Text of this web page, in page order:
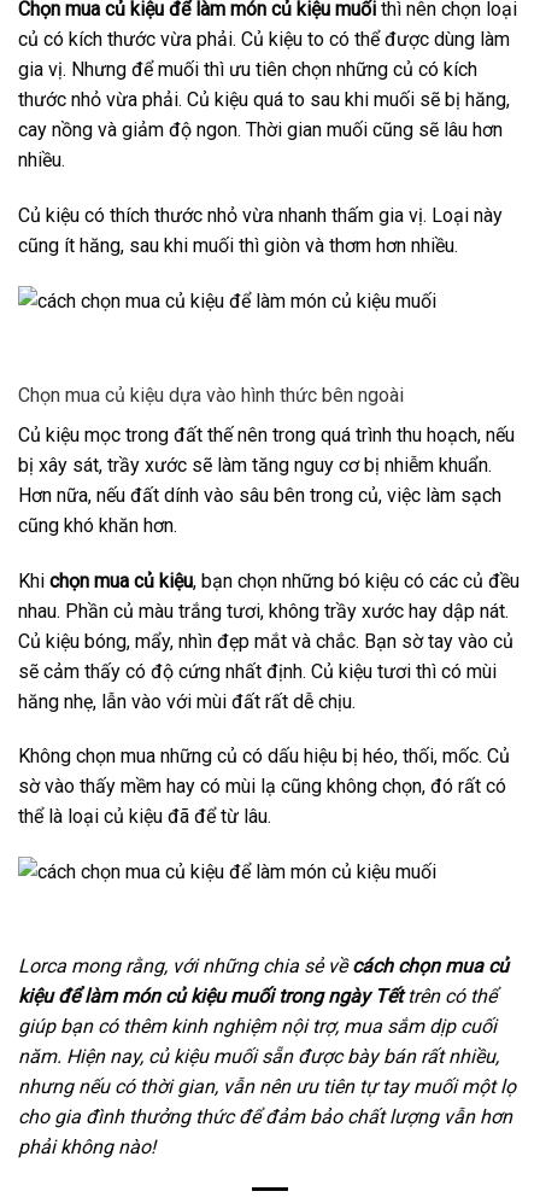
Chọn mua củ kiệu để làm món củ kiệu muối thì nên chọn loại
củ có kích thước vừa phải. Củ kiệu to có thể được dùng làm
gia vị. Nhưng để muối thì ưu tiên chọn những củ có kích
thước nhỏ vừa phải. Củ kiệu quá to sau khi muối sẽ bị hăng,
cay nồng và giảm độ ngon. Thời gian muối cũng sẽ lâu hơn
nhiều.
Củ kiệu có thích thước nhỏ vừa nhanh thấm gia vị. Loại này
cũng ít hăng, sau khi muối thì giòn và thơm hơn nhiều.
Chọn mua củ kiệu dựa vào hình thức bên ngoài
Củ kiệu mọc trong đất thế nên trong quá trình thu hoạch, nếu
bị xây sát, trầy xước sẽ làm tăng nguy cơ bị nhiễm khuẩn.
Hơn nữa, nếu đất dính vào sâu bên trong củ, việc làm sạch
cũng khó khăn hơn.
Khi chọn mua củ kiệu, bạn chọn những bó kiệu có các củ đều
nhau. Phần củ màu trắng tươi, không trầy xước hay dập nát.
Củ kiệu bóng, mẩy, nhìn đẹp mắt và chắc. Bạn sờ tay vào củ
sẽ cảm thấy có độ cứng nhất định. Củ kiệu tươi thì có mùi
hăng nhẹ, lẫn vào với mùi đất rất dễ chịu.
Không chọn mua những củ có dấu hiệu bị héo, thối, mốc. Củ
sờ vào thấy mềm hay có mùi lạ cũng không chọn, đó rất có
thể là loại củ kiệu đã để từ lâu.
Lorca mong rằng, với những chia sẻ vềcách chọn mua củ
kiệu để làm món củ kiệu muối trong ngày Tếttrên có thể
giúp bạn có thêm kinh nghiệm nội trợ, mua sắm dịp cuối
năm. Hiện nay, củ kiệu muối sẵn được bày bán rất nhiều,
nhưng nếu có thời gian, vẫn nên ưu tiên tự tay muối một lọ
cho gia đình thưởng thức để đảm bảo chất lượng vẫn hơn
phải không nào!